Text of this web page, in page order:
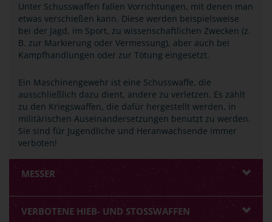
Unter Schusswaffen fallen Vorrichtungen, mit denen man
etwas verschießen kann. Diese werden beispielsweise
bei der Jagd, im Sport, zu wissenschaftlichen Zwecken (z.
B. zur Markierung oder Vermessung), aber auch bei
Kampfhandlungen oder zur Tötung eingesetzt.
Ein Maschinengewehr ist eine Schusswaffe, die
ausschließlich dazu dient, andere zu verletzen. Es zählt
zu den Kriegswaffen, die dafür hergestellt werden, in
militärischen Auseinandersetzungen benutzt zu werden.
Sie sind für Jugendliche und Heranwachsende immer
verboten!
MESSER
VERBOTENE HIEB- UND STOSSWAFFEN